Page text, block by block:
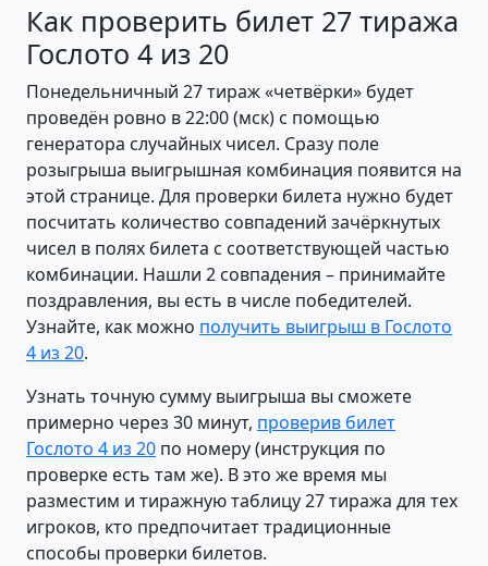
Как проверить билет 27 тиража
Гослото 4 из 20
Понедельничный 27 тираж «четвёрки» будет
проведён ровно в 22:00 (мск) с помощью
генератора случайных чисел. Сразу поле
розыгрыша выигрышная комбинация появится на
этой странице. Для проверки билета нужно будет
посчитать количество совпадений зачёркнутых
чисел в полях билета с соответствующей частью
комбинации. Нашли 2 совпадения – принимайте
поздравления, вы есть в числе победителей.
Узнайте, как можно получить выигрыш в Гослото
4 из 20.
Узнать точную сумму выигрыша вы сможете
примерно через 30 минут, проверив билет
Гослото 4 из 20 по номеру (инструкция по
проверке есть там же). В это же время мы
разместим и тиражную таблицу 27 тиража для тех
игроков, кто предпочитает традиционные
способы проверки билетов.